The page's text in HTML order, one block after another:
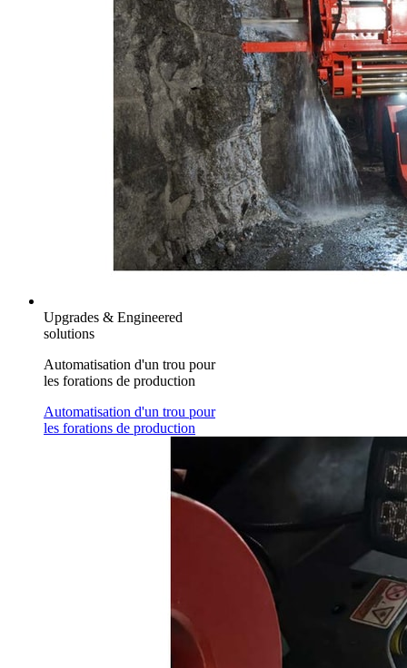
Upgrades & Engineered
solutions
Automatisation d'un trou pour
les forations de production
Automatisation d'un trou pour
les forations de production